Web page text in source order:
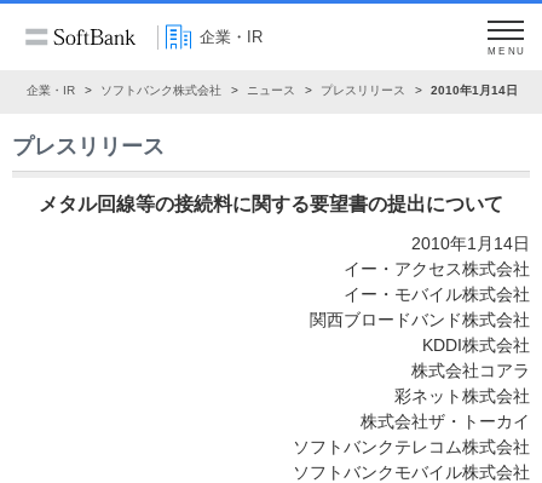
企業・IR
MENU
企業・IR ソフトバンク株式会社 ニュース プレスリリース 2010年1月14日
プレスリリース
メタル回線等の接続料に関する要望書の提出について
2010年1月14日
イー・アクセス株式会社
イー・モバイル株式会社
関西ブロードバンド株式会社
KDDI株式会社
株式会社コアラ
彩ネット株式会社
株式会社ザ・トーカイ
ソフトバンクテレコム株式会社
ソフトバンクモバイル株式会社